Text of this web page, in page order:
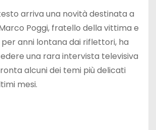
arriva una novità destinata a
Poggi, fratello della vittima e
anni lontana dai riflettori, ha
una rara intervista televisiva
alcuni dei temi più delicati
mesi.